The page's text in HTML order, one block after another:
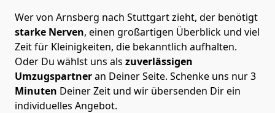
Wer von Arnsberg nach Stuttgart zieht, der benötigt
starke Nerven, einen großartigen Überblick und viel
Zeit für Kleinigkeiten, die bekanntlich aufhalten.
Oder Du wählst uns als zuverlässigen
Umzugspartneran Deiner Seite. Schenke uns nur3
Minuten Deiner Zeit und wir übersenden Dir ein
individuelles Angebot.